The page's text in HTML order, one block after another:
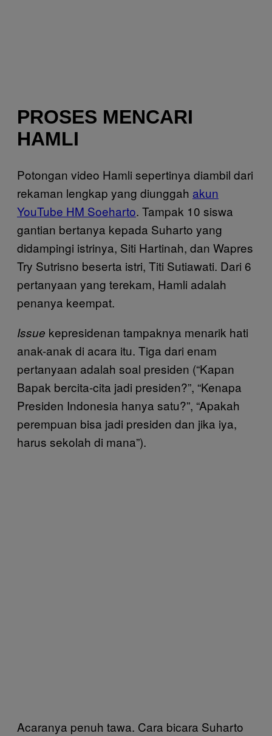
PROSES MENCARI
HAMLI
Potongan video Hamli sepertinya diambil dari
rekaman lengkap yang diunggah akun
YouTube HM Soeharto. Tampak 10 siswa
gantian bertanya kepada Suharto yang
didampingi istrinya, Siti Hartinah, dan Wapres
Try Sutrisno beserta istri, Titi Sutiawati. Dari 6
pertanyaan yang terekam, Hamli adalah
penanya keempat.
Issue kepresidenan tampaknya menarik hati
anak-anak di acara itu. Tiga dari enam
pertanyaan adalah soal presiden (“Kapan
Bapak bercita-cita jadi presiden?”, “Kenapa
Presiden Indonesia hanya satu?”, “Apakah
perempuan bisa jadi presiden dan jika iya,
harus sekolah di mana”).
Acaranya penuh tawa. Cara bicara Suharto